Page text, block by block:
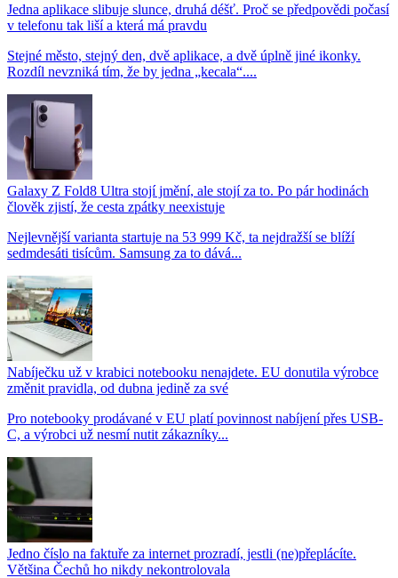
Jedna aplikace slibuje slunce, druhá déšť. Proč se předpovědi počasí
v telefonu tak liší a která má pravdu
Stejné město, stejný den, dvě aplikace, a dvě úplně jiné ikonky.
Rozdíl nevzniká tím, že by jedna „kecala“....
Galaxy Z Fold8 Ultra stojí jmění, ale stojí za to. Po pár hodinách
člověk zjistí, že cesta zpátky neexistuje
Nejlevnější varianta startuje na 53 999 Kč, ta nejdražší se blíží
sedmdesáti tisícům. Samsung za to dává...
Nabíječku už v krabici notebooku nenajdete. EU donutila výrobce
změnit pravidla, od dubna jedině za své
Pro notebooky prodávané v EU platí povinnost nabíjení přes USB-
C, a výrobci už nesmí nutit zákazníky...
Jedno číslo na faktuře za internet prozradí, jestli (ne)přeplácíte.
Většina Čechů ho nikdy nekontrolovala